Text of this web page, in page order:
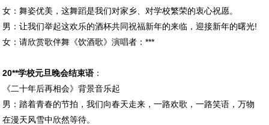
女：舞姿优美，这舞蹈是我们对家乡、对学校繁荣的衷心祝愿。
男：让我们举起这欢乐的酒杯共同祝福新年的来临，迎接新年的曙光!
女：请欣赏歌伴舞《饮酒歌》演唱者：***
20**学校元旦晚会结束语：
《二十年后再相会》背景音乐起
男：踏着青春的节拍，我们向春天走来，一路欢歌，一路笑语，万物
在漫天风雪中欣然等待。